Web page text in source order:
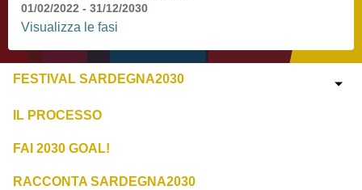
01/02/2022 - 31/12/2030
Visualizza le fasi
FESTIVAL SARDEGNA2030
IL PROCESSO
FAI 2030 GOAL!
RACCONTA SARDEGNA2030